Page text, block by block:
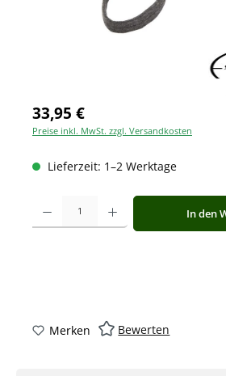
33,95 €
Preise inkl. MwSt. zzgl. Versandkosten
Lieferzeit: 1–2 Werktage
Produkt Anzahl: Gib den gewünschten Wert
In den
Merken Bewerten